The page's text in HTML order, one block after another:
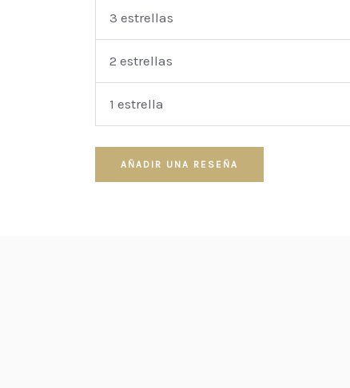
3 estrellas
2 estrellas
1 estrella
AÑADIR UNA RESEÑA